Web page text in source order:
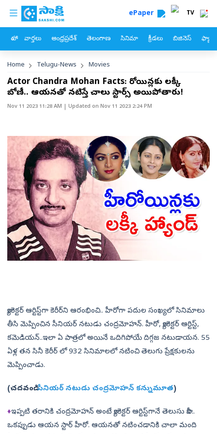
Skip to main content
custom menu ePaper TV
హోం వార్తలు ఆంధ్రప్రదేశ్ తెలంగాణ సినిమా క్రీడలు బిజినెస్
Breadcrumb
Home Telugu-News Movies
Actor Chandra Mohan Facts: హీరోయిన్లకు లక్కీ
బోణీ.. ఆయనతో నటిస్తే చాలు స్టార్స్‌ అయిపోతారు!
Nov 11 2023 11:28 AM | Updated on Nov 11 2023 2:24 PM
క్యారెక్టర్‌ ఆర్టిస్ట్‌గా కెరీర్‌ని ఆరంభించి.. హీరోగా పదుల సంఖ్యలో సినిమాలు
తీసి మెప్పించిన సీనియర్‌ నటుడు చంద్రమోహన్‌. హీరో, క్యారెక్టర్‌ ఆర్టిస్ట్‌,
కమెడియన్‌..ఇలా ఏ పాత్రలో​ అయినే ఒదిగిపోయే దిగ్గజ నటుడాయన. 55
ఏళ్ల తన సినీ కెరీర్ లో 932 సినిమాలలో నటించి తెలుగు ప్రేక్షకులను
మెప్పించాడు.
(చదవండి:సీనియర్‌ నటుడు చంద్రమోహన్‌ కన్నుమూత)
♦ఇప్పటి తరానికి చంద్రమోహన్‌ అంటే క్యారెక్టర్‌ ఆర్టిస్ట్‌గానే తెలుసు కానీ..
ఒకప్పుడు ఆయన స్టార్‌ హీరో. ఆయనతో నటించడానికి చాలా మంది